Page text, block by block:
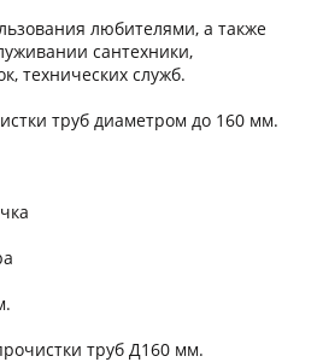
любителями, а также
сантехники,
технических служб.
труб диаметром до 160 мм.
труб Д160 мм.